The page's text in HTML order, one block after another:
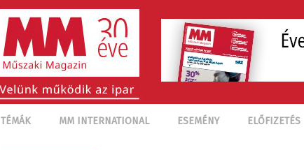
TÉMÁK MM INTERNATIONAL ESEMÉNY ELŐFIZETÉS